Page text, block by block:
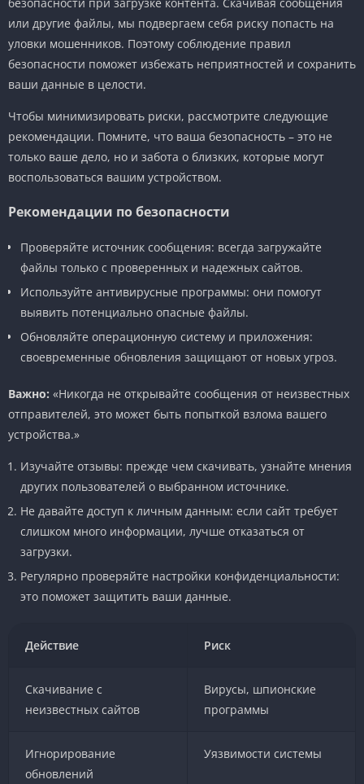
или другие файлы, мы подвергаем себя риску попасть на
уловки мошенников. Поэтому соблюдение правил
безопасности поможет избежать неприятностей и сохранить
ваши данные в целости.
Чтобы минимизировать риски, рассмотрите следующие
рекомендации. Помните, что ваша безопасность – это не
только ваше дело, но и забота о близких, которые могут
воспользоваться вашим устройством.
Рекомендации по безопасности
Проверяйте источник сообщения: всегда загружайте
файлы только с проверенных и надежных сайтов.
Используйте антивирусные программы: они помогут
выявить потенциально опасные файлы.
Обновляйте операционную систему и приложения:
своевременные обновления защищают от новых угроз.
Важно: «Никогда не открывайте сообщения от неизвестных
отправителей, это может быть попыткой взлома вашего
устройства.»
Изучайте отзывы: прежде чем скачивать, узнайте мнения
других пользователей о выбранном источнике.
Не давайте доступ к личным данным: если сайт требует
слишком много информации, лучше отказаться от
загрузки.
Регулярно проверяйте настройки конфиденциальности:
это поможет защитить ваши данные.
Действие Риск
Скачивание с
неизвестных сайтов
Вирусы, шпионские
программы
Игнорирование
обновлений
Уязвимости системы